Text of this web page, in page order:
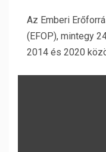
Az Emberi
(EFOP), mintegy
2014 és 2020